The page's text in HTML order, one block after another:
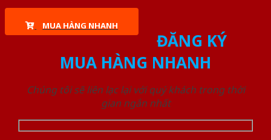
MUA HÀNG NHANH
ĐĂNG KÝ
MUA HÀNG NHANH
Chúng tôi sẽ liên lạc lại với quý khách trong thời
gian ngắn nhất